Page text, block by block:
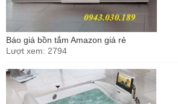
Báo giá bồn tắm Amazon giá rẻ
Lượt xem: 2794